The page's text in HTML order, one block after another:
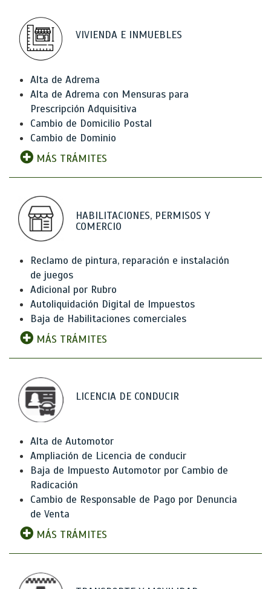
VIVIENDA E INMUEBLES
Alta de Adrema
Alta de Adrema con Mensuras para
Prescripción Adquisitiva
Cambio de Domicilio Postal
Cambio de Dominio
MÁS TRÁMITES
HABILITACIONES, PERMISOS Y
COMERCIO
Reclamo de pintura, reparación e instalación
de juegos
Adicional por Rubro
Autoliquidación Digital de Impuestos
Baja de Habilitaciones comerciales
MÁS TRÁMITES
LICENCIA DE CONDUCIR
Alta de Automotor
Ampliación de Licencia de conducir
Baja de Impuesto Automotor por Cambio de
Radicación
Cambio de Responsable de Pago por Denuncia
de Venta
MÁS TRÁMITES